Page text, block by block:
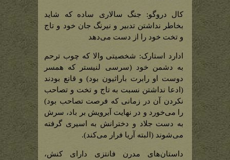
کال دروگو: جنگ سالاری ساده که شاید
بخاطر نداشتن تدبیر و نیرنگ جان خود و تاج
و تخت خود را از دست می‌دهد
ادارد استارک: شخصیتی والا که چوب ترحم
به دشمن خود (سرسی لنیستر که همسر
دوست او رابرت باراثیون بود) و قانع بودند
(ادعا نداشتن نسبت به تاج و تخت و تصاحب
نکردن آن در زمانی که فرصت تصاحب بود)
را می‌خورد و در نهایت آبرویش بر باد، سرش
به دست جلاد و دخترانش به اسیری گرفته
می‌شوند (البته آریا فرار می‌کند).
داستان‌های مدرن فانتزی دارای کنش،